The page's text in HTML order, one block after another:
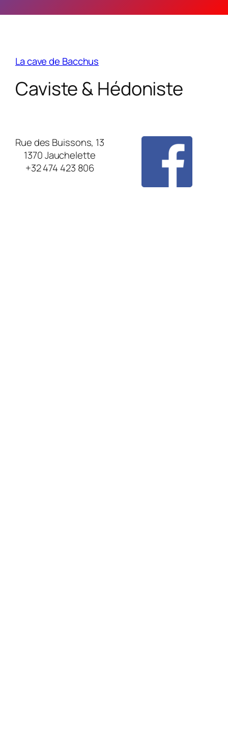
La cave de Bacchus
Caviste & Hédoniste
Rue des Buissons, 13
1370 Jauchelette
+32 474 423 806